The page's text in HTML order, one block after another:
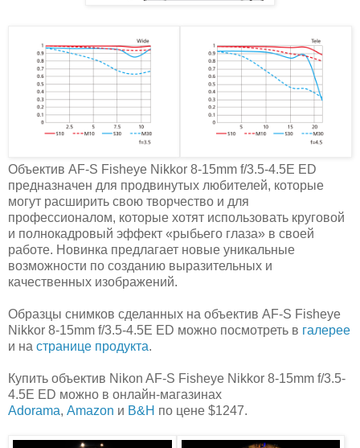
Объектив AF-S Fisheye Nikkor 8-15mm f/3.5-4.5E ED
предназначен для продвинутых любителей, которые
могут расширить свою творчество и для
профессионалом, которые хотят использовать круговой
и полнокадровый эффект «рыбьего глаза» в своей
работе. Новинка предлагает новые уникальные
возможности по созданию выразительных и
качественных изображений.
Образцы снимков сделанных на объектив AF-S Fisheye
Nikkor 8-15mm f/3.5-4.5E ED можно посмотреть в галерее
и на странице продукта.
Купить объектив Nikon AF-S Fisheye Nikkor 8-15mm f/3.5-
4.5E ED можно в онлайн-магазинах
Adorama, Amazon и B&H по цене $1247.